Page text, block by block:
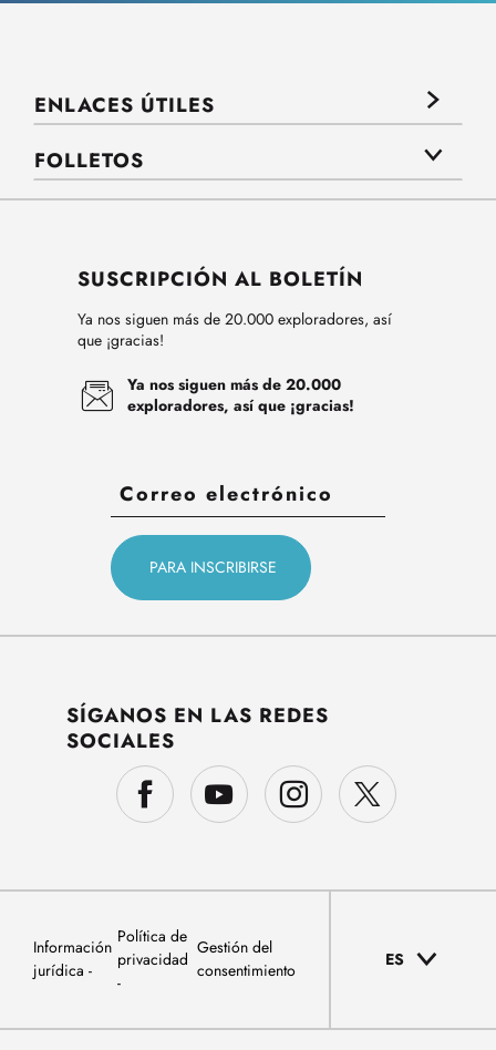
ENLACES ÚTILES
FOLLETOS
SUSCRIPCIÓN AL BOLETÍN
Ya nos siguen más de 20.000 exploradores, así
que ¡gracias!
Ya nos siguen más de 20.000
exploradores, así que ¡gracias!
SÍGANOS EN LAS REDES
SOCIALES
Información
jurídica
Política de
privacidad
Gestión del
consentimiento
ES